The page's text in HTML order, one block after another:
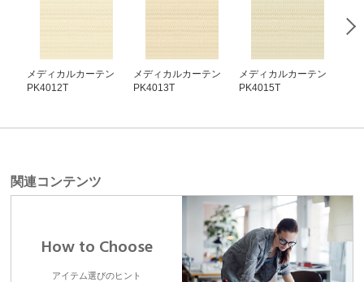
メディカルカーテン
PK4012T
メディカルカーテン
PK4013T
メディカルカーテン
PK4015T
関連コンテンツ
How to Choose
アイテム選びのヒント